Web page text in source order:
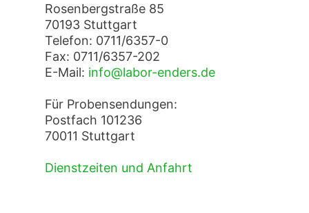
Rosenbergstraße 85
70193 Stuttgart
Telefon: 0711/6357-0
Fax: 0711/6357-202
E-Mail: info@labor-enders.de
Für Probensendungen:
Postfach 101236
70011 Stuttgart
Dienstzeiten und Anfahrt